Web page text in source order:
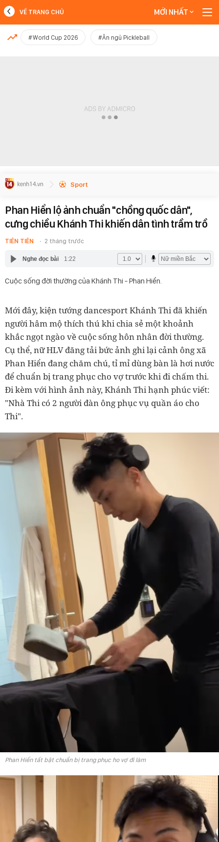
MỚI NHẤT
VỀ TRANG CHỦ MỚI NHẤT
#World Cup 2026 #Ăn ngủ Pickleball
Sport
Phan Hiển lộ ảnh chuẩn "chồng quốc dân",
cưng chiều Khánh Thi khiến dân tình trầm trồ
TIÊN TIÊN 2 tháng trước
Nghe đọc bài 1:22
Cuộc sống đời thường của Khánh Thi - Phan Hiển.
Mới đây, kiện tướng dancesport Khánh Thi đã khiến
người hâm mộ thích thú khi chia sẻ một khoảnh
khắc ngọt ngào về cuộc sống hôn nhân đời thường.
Cụ thể, nữ HLV đăng tải bức ảnh ghi lại cảnh ông xã
Phan Hiển đang chăm chú, tỉ mỉ dùng bàn là hơi nước
để chuẩn bị trang phục cho vợ trước khi đi chấm thi.
Đi kèm với hình ảnh này, Khánh Thi hạnh phúc viết:
"Nhà Thi có 2 người đàn ông phục vụ quần áo cho
Thi".
Phan Hiển tất bật chuẩn bị trang phục ho vợ đi làm